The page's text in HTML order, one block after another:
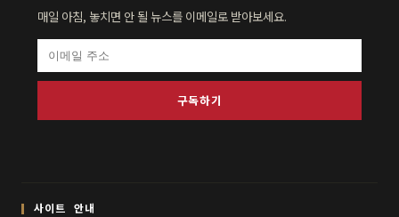
매일 아침, 놓치면 안 될 뉴스를 이메일로 받아보세요.
구독하기
사이트 안내